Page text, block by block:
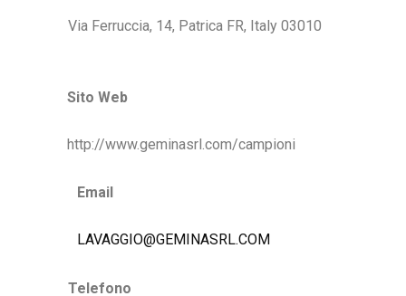
Via Ferruccia, 14, Patrica FR, Italy 03010
Sito Web
http://www.geminasrl.com/campioni
Email
LAVAGGIO@GEMINASRL.COM
Telefono